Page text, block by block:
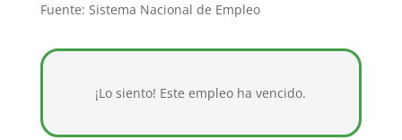
Fuente: Sistema Nacional de Empleo
¡Lo siento! Este empleo ha vencido.